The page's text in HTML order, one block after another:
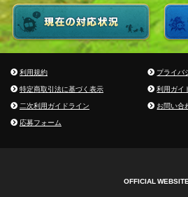
利用規約
プライバ
特定商取引法に基づく表示
利用ガイ
二次利用ガイドライン
お問い合
応募フォーム
OFFICIAL